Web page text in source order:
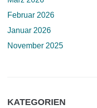
Februar 2026
Januar 2026
November 2025
KATEGORIEN